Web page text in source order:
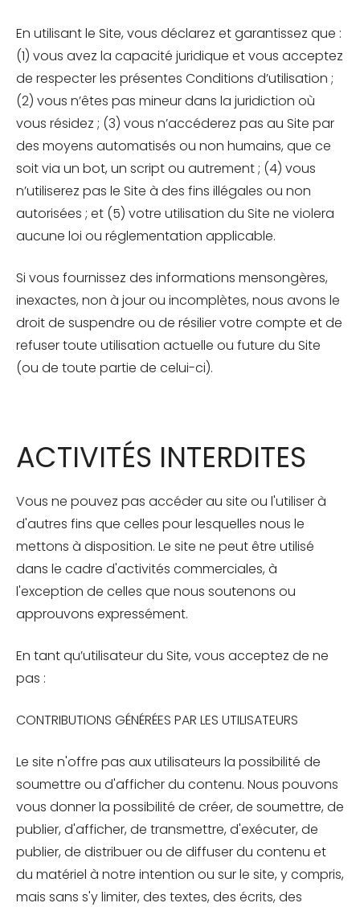
En utilisant le Site, vous déclarez et garantissez que :
(1) vous avez la capacité juridique et vous acceptez
de respecter les présentes Conditions d’utilisation ;
(2) vous n’êtes pas mineur dans la juridiction où
vous résidez ; (3) vous n’accéderez pas au Site par
des moyens automatisés ou non humains, que ce
soit via un bot, un script ou autrement ; (4) vous
n’utiliserez pas le Site à des fins illégales ou non
autorisées ; et (5) votre utilisation du Site ne violera
aucune loi ou réglementation applicable.
Si vous fournissez des informations mensongères,
inexactes, non à jour ou incomplètes, nous avons le
droit de suspendre ou de résilier votre compte et de
refuser toute utilisation actuelle ou future du Site
(ou de toute partie de celui-ci).
ACTIVITÉS INTERDITES
Vous ne pouvez pas accéder au site ou l'utiliser à
d'autres fins que celles pour lesquelles nous le
mettons à disposition. Le site ne peut être utilisé
dans le cadre d'activités commerciales, à
l'exception de celles que nous soutenons ou
approuvons expressément.
En tant qu’utilisateur du Site, vous acceptez de ne
pas :
CONTRIBUTIONS GÉNÉRÉES PAR LES UTILISATEURS
Le site n'offre pas aux utilisateurs la possibilité de
soumettre ou d'afficher du contenu. Nous pouvons
vous donner la possibilité de créer, de soumettre, de
publier, d'afficher, de transmettre, d'exécuter, de
publier, de distribuer ou de diffuser du contenu et
du matériel à notre intention ou sur le site, y compris,
mais sans s'y limiter, des textes, des écrits, des